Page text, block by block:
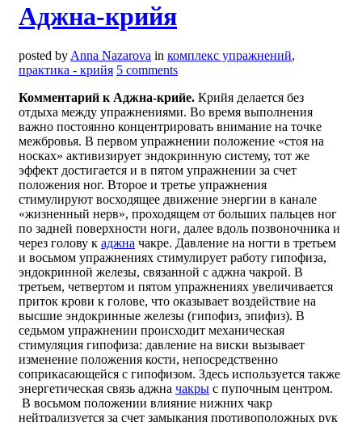
Аджна-крийя
posted by Anna Nazarova in комплекс упражнений,
практика - крийя 5 comments
Комментарий к Аджна-крийе. Крийя делается без
отдыха между упражнениями. Во время выполнения
важно постоянно концентрировать внимание на точке
межбровья. В первом упражнении положение «стоя на
носках» активизирует эндокринную систему, тот же
эффект достигается и в пятом упражнении за счет
положения ног. Второе и третье упражнения
стимулируют восходящее движение энергии в канале
«жизненный нерв», проходящем от больших пальцев ног
по задней поверхности ноги, далее вдоль позвоночника и
через голову к аджна чакре. Давление на ногти в третьем
и восьмом упражнениях стимулирует работу гипофиза,
эндокринной железы, связанной с аджна чакрой. В
третьем, четвертом и пятом упражнениях увеличивается
приток крови к голове, что оказывает воздействие на
высшие эндокринные железы (гипофиз, эпифиз). В
седьмом упражнении происходит механическая
стимуляция гипофиза: давление на виски вызывает
изменение положения кости, непосредственно
соприкасающейся с гипофизом. Здесь используется также
энергетическая связь аджна чакры с пупочным центром.
В восьмом положении влияние нижних чакр
нейтрализуется за счет замыкания противоположных рук